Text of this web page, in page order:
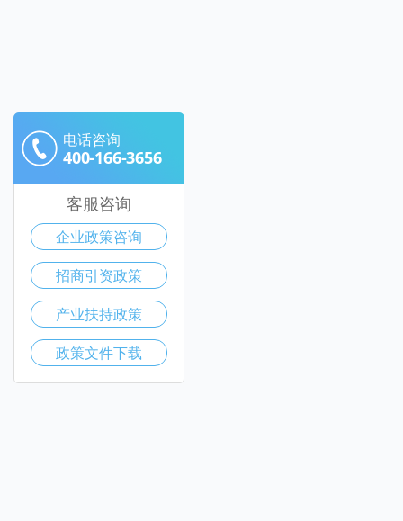
电话咨询
400-166-3656
客服咨询
企业政策咨询
招商引资政策
产业扶持政策
政策文件下载